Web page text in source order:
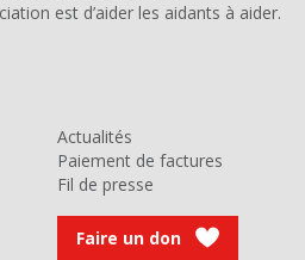
est d’aider les aidants à aider.
Actualités
Paiement de factures
Fil de presse
Faire un don